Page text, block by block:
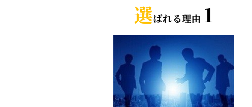
選ばれる理由 1